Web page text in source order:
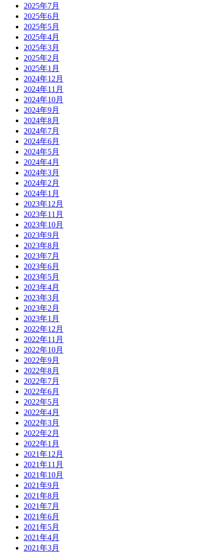
2025年7月
2025年6月
2025年5月
2025年4月
2025年3月
2025年2月
2025年1月
2024年12月
2024年11月
2024年10月
2024年9月
2024年8月
2024年7月
2024年6月
2024年5月
2024年4月
2024年3月
2024年2月
2024年1月
2023年12月
2023年11月
2023年10月
2023年9月
2023年8月
2023年7月
2023年6月
2023年5月
2023年4月
2023年3月
2023年2月
2023年1月
2022年12月
2022年11月
2022年10月
2022年9月
2022年8月
2022年7月
2022年6月
2022年5月
2022年4月
2022年3月
2022年2月
2022年1月
2021年12月
2021年11月
2021年10月
2021年9月
2021年8月
2021年7月
2021年6月
2021年5月
2021年4月
2021年3月